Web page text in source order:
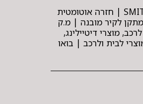
גלגלת השקייה אוטומטית 15 מטר מבית SMITH TOOLS | חזרה אוטומטית
לקיר מובנה | מ.ק
מוצרי דיטיילינג,
לבית ולרכב | בואו